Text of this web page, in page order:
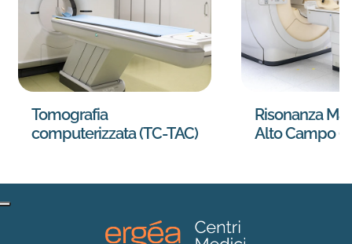
Tomografia
computerizzata (TC-TAC)
Risonanza
Alto Campo